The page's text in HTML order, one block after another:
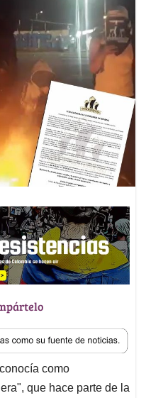
como
que hace parte de la